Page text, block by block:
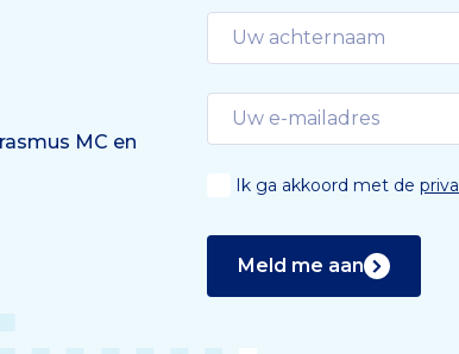
MC en
Ik ga akkoord met de
Meld me aan